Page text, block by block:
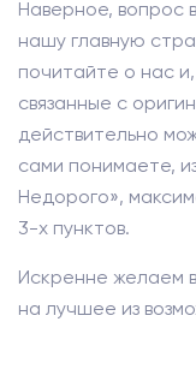
Наверное, вопрос
нашу главную
почитайте о нас
связанные с
действительно
сами понимаете,
Недорого»,
3-х пунктов.
Искренне желаем
на лучшее из